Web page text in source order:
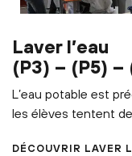
Laver l’eau
(P3) – (P5) –
L’eau potable est
les élèves tentent de
DÉCOUVRIR LAVER